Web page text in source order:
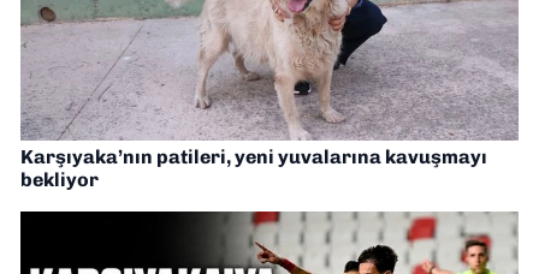
Karşıyaka’nın patileri, yeni yuvalarına kavuşmayı
bekliyor